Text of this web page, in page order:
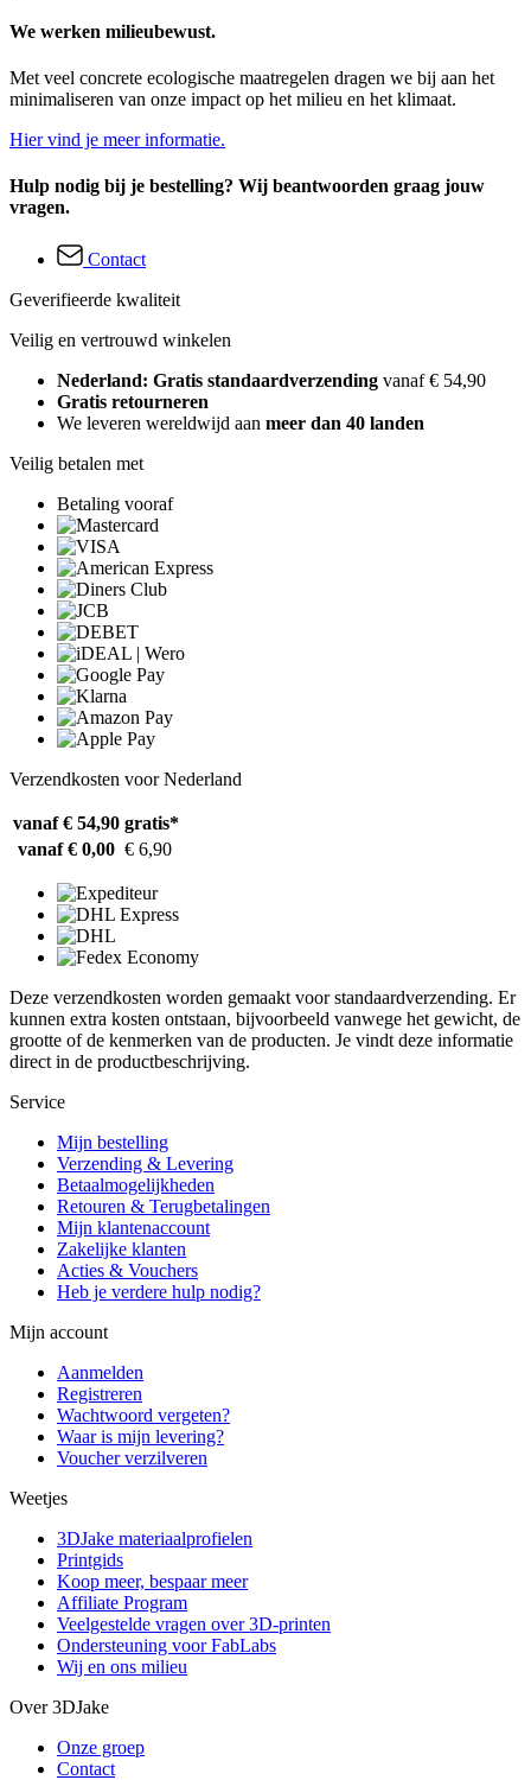
We werken milieubewust.
Met veel concrete ecologische maatregelen dragen we bij aan het
minimaliseren van onze impact op het milieu en het klimaat.
Hier vind je meer informatie.
Hulp nodig bij je bestelling? Wij beantwoorden graag jouw
vragen.
Contact
Geverifieerde kwaliteit
Veilig en vertrouwd winkelen
Nederland: Gratis standaardverzending vanaf € 54,90
Gratis retourneren
We leveren wereldwijd aan meer dan 40 landen
Veilig betalen met
Betaling vooraf
Verzendkosten voor Nederland
vanaf € 54,90 gratis*
vanaf € 0,00 € 6,90
Deze verzendkosten worden gemaakt voor standaardverzending. Er
kunnen extra kosten ontstaan, bijvoorbeeld vanwege het gewicht, de
grootte of de kenmerken van de producten. Je vindt deze informatie
direct in de productbeschrijving.
Service
Mijn bestelling
Verzending & Levering
Betaalmogelijkheden
Retouren & Terugbetalingen
Mijn klantenaccount
Zakelijke klanten
Acties & Vouchers
Heb je verdere hulp nodig?
Mijn account
Aanmelden
Registreren
Wachtwoord vergeten?
Waar is mijn levering?
Voucher verzilveren
Weetjes
3DJake materiaalprofielen
Printgids
Koop meer, bespaar meer
Affiliate Program
Veelgestelde vragen over 3D-printen
Ondersteuning voor FabLabs
Wij en ons milieu
Over 3DJake
Onze groep
Contact